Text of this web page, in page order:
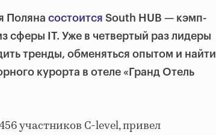
Полянасостоится South HUB — кэмп-
сферы IT. Уже в четвертый раз лидеры
тренды, обменяться опытом и найти
курорта в отеле «Гранд Отель
участников C-level, привел